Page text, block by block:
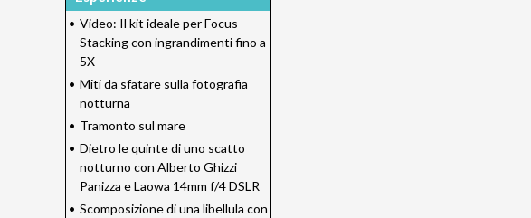
• Video: Il kit ideale per Focus
Stacking con ingrandimenti fino a
5X
• Miti da sfatare sulla fotografia
notturna
• Tramonto sul mare
• Dietro le quinte di uno scatto
notturno con Alberto Ghizzi
Panizza e Laowa 14mm f/4 DSLR
• Scomposizione di una libellula con